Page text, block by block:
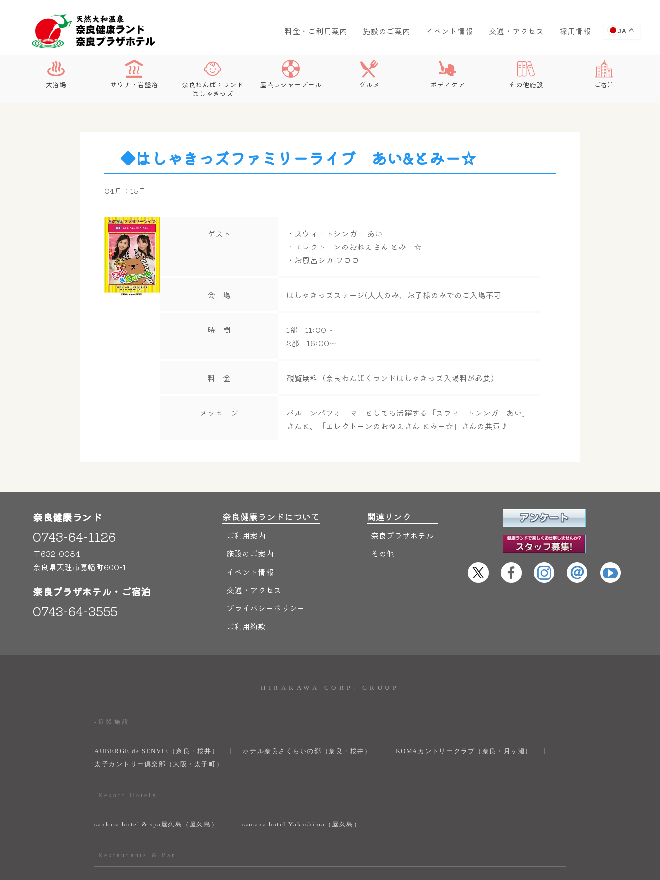
料金・ご利用案内 施設のご案内 イベント情報 交通・アクセス 採用情報 JA
大浴場 サウナ・岩盤浴
奈良わんぱくランド
はしゃきっズ
屋内レジャープール グルメ ボディケア その他施設 ご宿泊
◆はしゃきっズファミリーライブ あい&とみー☆
04月：15日
ゲスト
・スウィートシンガー あい
・エレクトーンのおねぇさん とみー☆
・お風呂シカ フロロ
会 場 はしゃきっズステージ(大人のみ、お子様のみでのご入場不可
時 間
1部 11:00～
2部 16:00～
料 金 観覧無料（奈良わんぱくランドはしゃきっズ入場料が必要）
メッセージ
バルーンパフォーマーとしても活躍する「スウィートシンガーあい」
さんと、「エレクトーンのおねぇさん とみー☆」さんの共演♪
奈良健康ランド
0743-64-1126
〒632-0084
奈良県天理市嘉幡町600-1
奈良プラザホテル・ご宿泊
0743-64-3555
奈良健康ランドについて
ご利用案内
施設のご案内
イベント情報
交通・アクセス
プライバシーポリシー
ご利用約款
関連リンク
奈良プラザホテル
その他
HIRAKAWA CORP. GROUP
-近隣施設
AUBERGE de SENVIE（奈良・桜井） ホテル奈良さくらいの郷（奈良・桜井）
KOMAカントリークラブ（奈良・月ヶ瀬）
太子カントリー俱楽部（大阪・太子町）
-Resort Hotels
sankara hotel & spa屋久島（屋久島） samana hotel Yakushima（屋久島）
-Restaurants & Bar
奈良健康ランド
AIコンシェルジュ